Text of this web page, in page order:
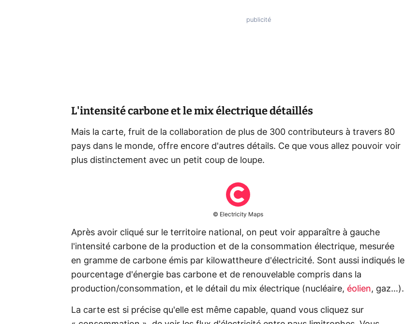
L'intensité carbone et le mix électrique détaillés
Mais la carte, fruit de la collaboration de plus de 300 contributeurs à travers 80
pays dans le monde, offre encore d'autres détails. Ce que vous allez pouvoir voir
plus distinctement avec un petit coup de loupe.
© Electricity Maps
Après avoir cliqué sur le territoire national, on peut voir apparaître à gauche
l'intensité carbone de la production et de la consommation électrique, mesurée
en gramme de carbone émis par kilowattheure d'électricité. Sont aussi indiqués le
pourcentage d'énergie bas carbone et de renouvelable compris dans la
production/consommation, et le détail du mix électrique (nucléaire, éolien, gaz…).
La carte est si précise qu'elle est même capable, quand vous cliquez sur